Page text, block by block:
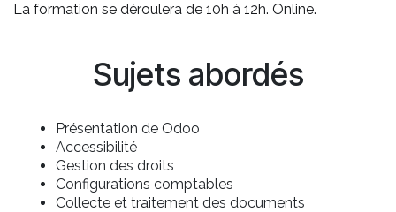
La formation se déroulera de 10h à 12h. Online.
Sujets abordés
Présentation de Odoo
Accessibilité
Gestion des droits
Configurations comptables
Collecte et traitement des documents